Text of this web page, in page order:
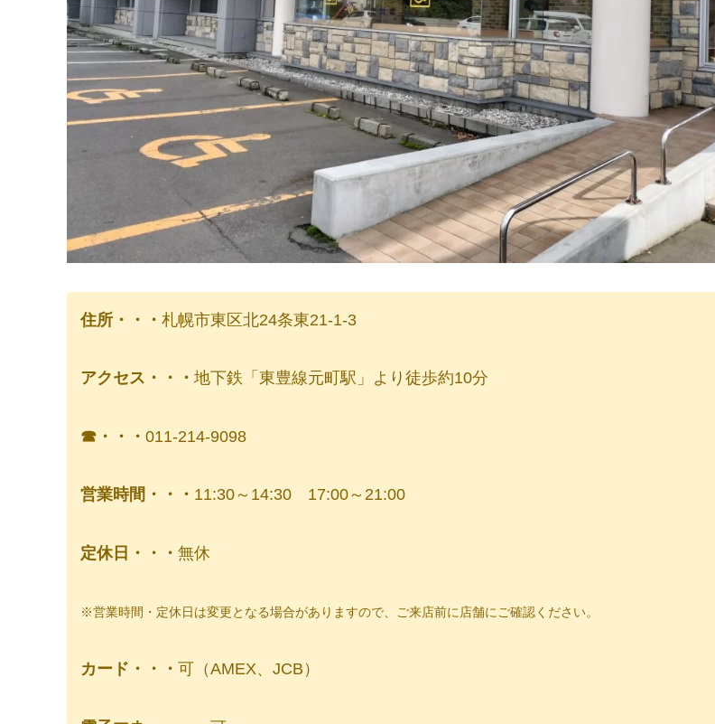
住所・・・ 札幌市東区北24条東21-1-3
アクセス・・・ 地下鉄「東豊線元町駅」より徒歩約10分
☎︎・・・ 011-214-9098
営業時間・・・ 11:30～14:30 17:00～21:00
定休日・・・ 無休
※営業時間・定休日は変更となる場合がありますので、ご来店前に店舗にご確認ください。
カード・・・ 可（AMEX、JCB）